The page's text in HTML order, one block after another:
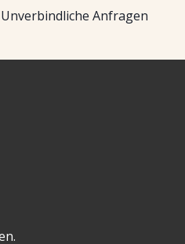
Unverbindliche Anfragen